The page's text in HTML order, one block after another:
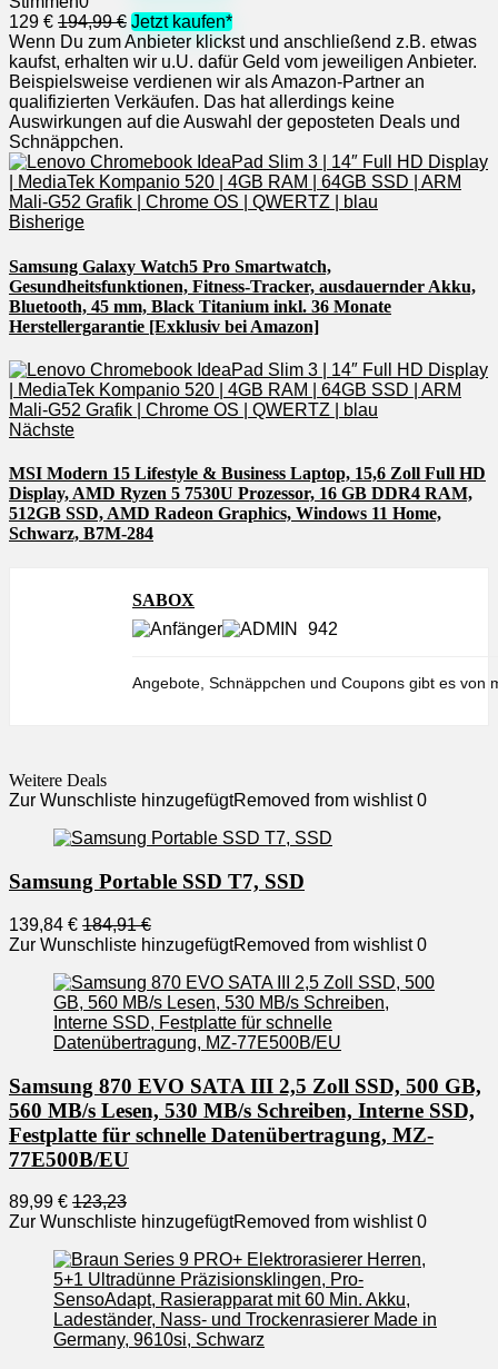
129 € 194,99 € Jetzt kaufen*
Wenn Du zum Anbieter klickst und anschließend z.B. etwas
kaufst, erhalten wir u.U. dafür Geld vom jeweiligen Anbieter.
Beispielsweise verdienen wir als Amazon-Partner an
qualifizierten Verkäufen. Das hat allerdings keine
Auswirkungen auf die Auswahl der geposteten Deals und
Schnäppchen.
Bisherige
Samsung Galaxy Watch5 Pro Smartwatch,
Gesundheitsfunktionen, Fitness-Tracker, ausdauernder Akku,
Bluetooth, 45 mm, Black Titanium inkl. 36 Monate
Herstellergarantie [Exklusiv bei Amazon]
Nächste
MSI Modern 15 Lifestyle & Business Laptop, 15,6 Zoll Full HD
Display, AMD Ryzen 5 7530U Prozessor, 16 GB DDR4 RAM,
512GB SSD, AMD Radeon Graphics, Windows 11 Home,
Schwarz, B7M-284
SABOX
942
Angebote, Schnäppchen und Coupons gibt es von
Weitere Deals
Zur Wunschliste hinzugefügtRemoved from wishlist 0
Samsung Portable SSD T7, SSD
139,84 € 184,91 €
Zur Wunschliste hinzugefügtRemoved from wishlist 0
Samsung 870 EVO SATA III 2,5 Zoll SSD, 500 GB,
560 MB/s Lesen, 530 MB/s Schreiben, Interne SSD,
Festplatte für schnelle Datenübertragung, MZ-
77E500B/EU
89,99 € 123,23
Zur Wunschliste hinzugefügtRemoved from wishlist 0